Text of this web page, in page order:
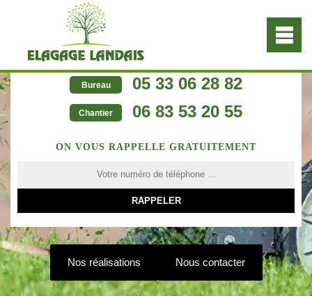
Bureau 05 33 06 28 82
Chantier 06 83 53 20 55
ON VOUS RAPPELLE GRATUITEMENT
Nos réalisations Nous contacter